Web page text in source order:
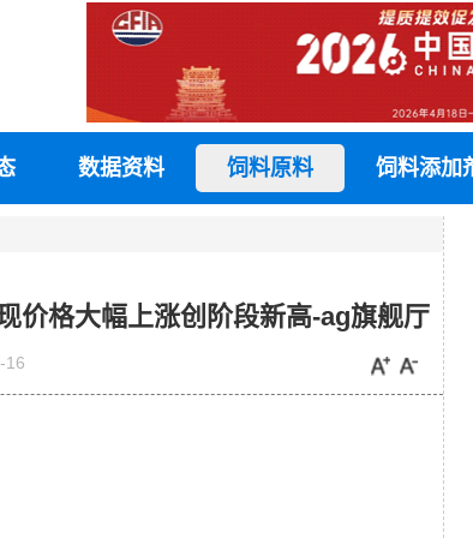
数据资料 饲料原料 饲料添加
价格大幅上涨创阶段新高-ag旗舰厅
16